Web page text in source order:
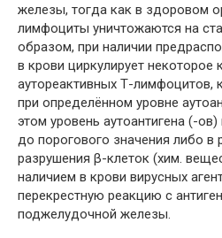
железы, тогда как в здоровом
лимфоциты уничтожаются на
образом, при наличии
в крови циркулирует некоторое
аутореактивных Т-лимфоцитов,
при определённом уровне
этом уровень аутоантигена (-
до порогового значения либо в
разрушения β-клеток (хим.
наличием в крови вирусных
перекрестную реакцию с
поджелудочной железы.